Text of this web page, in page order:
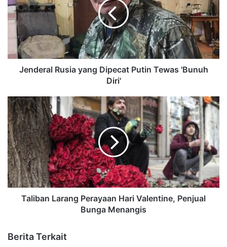
Jenderal Rusia yang Dipecat Putin Tewas 'Bunuh
Diri'
Taliban Larang Perayaan Hari Valentine, Penjual
Bunga Menangis
Berita Terkait